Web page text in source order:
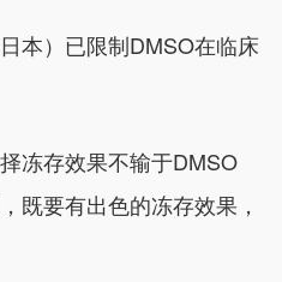
本）已限制DMSO在临床
冻存效果不输于DMSO
既要有出色的冻存效果，